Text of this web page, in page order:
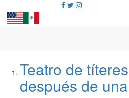
Teatro de
después de